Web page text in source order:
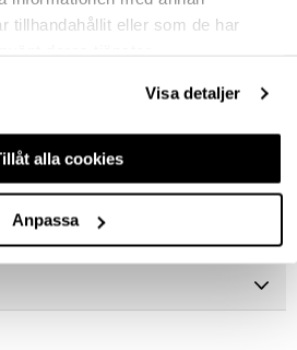
tillhandahållit eller som de har
Visa detaljer
alla cookies
Anpassa